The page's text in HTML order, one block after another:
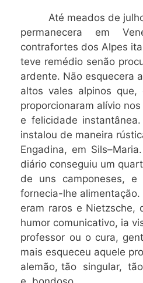
Até meados de
permanecera em
contrafortes dos Alpes
teve remédio senão
ardente. Não esquecera
altos vales alpinos
proporcionaram alívio nos
e felicidade
instalou de maneira
Engadina, em
diário conseguiu um
de uns camponeses, e
fornecia-lhe alimentação.
eram raros e Nietzsche,
humor comunicativo, ia
professor ou o cura,
mais esqueceu aquele
alemão, tão singular,